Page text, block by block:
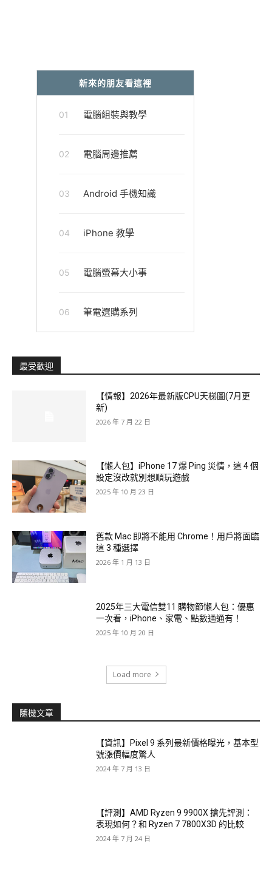
新來的朋友看這裡
01 電腦組裝與教學
02 電腦周邊推薦
03 Android 手機知識
04 iPhone 教學
05 電腦螢幕大小事
06 筆電選購系列
最受歡迎
【情報】2026年最新版CPU天梯圖(7月更
新)
2026 年 7 月 22 日
【懶人包】iPhone 17 爆 Ping 災情，這 4 個
設定沒改就別想順玩遊戲
2025 年 10 月 23 日
舊款 Mac 即將不能用 Chrome！用戶將面臨
這 3 種選擇
2026 年 1 月 13 日
2025年三大電信雙11 購物節懶人包：優惠
一次看，iPhone、家電、點數通通有！
2025 年 10 月 20 日
Load more
隨機文章
【資訊】Pixel 9 系列最新價格曝光，基本型
號漲價幅度驚人
2024 年 7 月 13 日
【評測】AMD Ryzen 9 9900X 搶先評測：
表現如何？和 Ryzen 7 7800X3D 的比較
2024 年 7 月 24 日